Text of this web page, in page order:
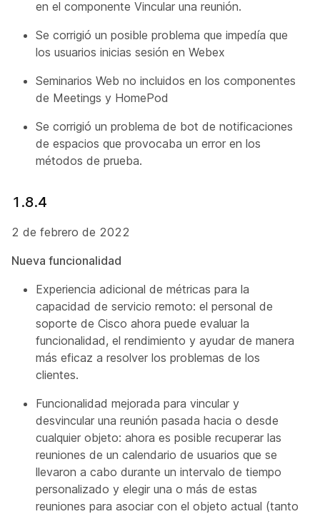
en el componente Vincular una reunión.
Se corrigió un posible problema que impedía que
los usuarios inicias sesión en Webex
Seminarios Web no incluidos en los componentes
de Meetings y HomePod
Se corrigió un problema de bot de notificaciones
de espacios que provocaba un error en los
métodos de prueba.
1.8.4
2 de febrero de 2022
Nueva funcionalidad
Experiencia adicional de métricas para la
capacidad de servicio remoto: el personal de
soporte de Cisco ahora puede evaluar la
funcionalidad, el rendimiento y ayudar de manera
más eficaz a resolver los problemas de los
clientes.
Funcionalidad mejorada para vincular y
desvincular una reunión pasada hacia o desde
cualquier objeto: ahora es posible recuperar las
reuniones de un calendario de usuarios que se
llevaron a cabo durante un intervalo de tiempo
personalizado y elegir una o más de estas
reuniones para asociar con el objeto actual (tanto